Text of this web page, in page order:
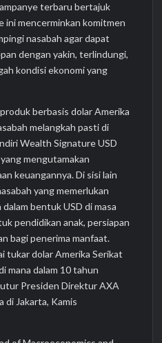
terbaru bertajuk
ini mencerminkan komitmen
nasabah agar dapat
dengan yakin, terlindungi,
kondisi ekonomi yang
berbasis dolar Amerika
melangkah pasti di
Wealth Signature USD
mengutamakan
keuangannya. Di sisi lain
yang memerlukan
bentuk USD di masa
pendidikan anak, persiapan
bagi penerima manfaat.
tukar dolar Amerika Serikat
mana dalam 10 tahun
Presiden Direktur AXA
di Jakarta, Kamis